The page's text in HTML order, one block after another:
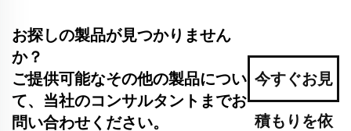
お探しの製品が見つかりません
か？
ご提供可能なその他の製品につい
て、当社のコンサルタントまでお
問い合わせください。
今すぐお見
積もりを依